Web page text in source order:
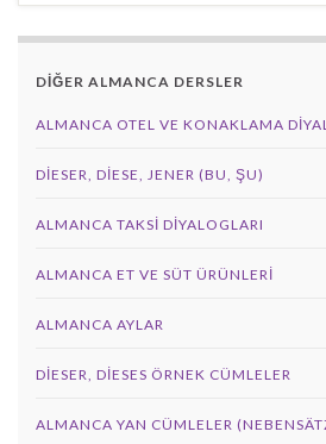
DİĞER ALMANCA DERSLER
ALMANCA OTEL VE KONAKLAMA
DIESER, DIESE, JENER (BU, ŞU)
ALMANCA TAKSI DIYALOGLARI
ALMANCA ET VE SÜT ÜRÜNLERI
ALMANCA AYLAR
DIESER, DIESES ÖRNEK CÜMLELER
ALMANCA YAN CÜMLELER